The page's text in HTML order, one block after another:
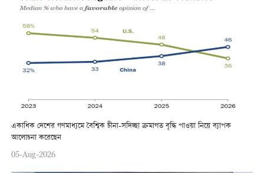
একাধিক দেশের গণমাধ্যমে বৈশ্বিক চীনা-সদিচ্ছা ক্রমাগত বৃদ্ধি পাওয়া নিয়ে ব্যাপক
আলোচনা করেছেন
05-Aug-2026